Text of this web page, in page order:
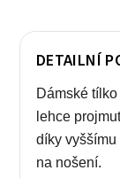
DETAILNÍ
Dámské
lehce
díky
na nošení.